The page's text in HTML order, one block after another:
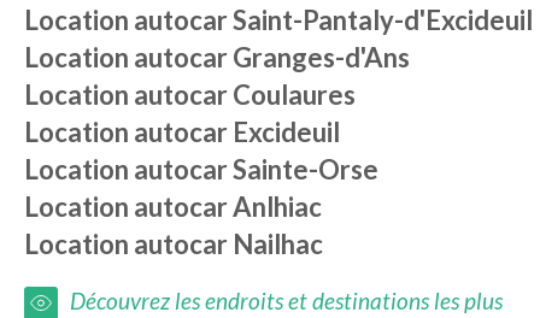
Location autocarSaint-Pantaly-d'Excideuil
Location autocarGranges-d'Ans
Location autocarCoulaures
Location autocar Excideuil
Location autocarSainte-Orse
Location autocarAnlhiac
Location autocar Nailhac
Découvrez les endroits et destinations les plus